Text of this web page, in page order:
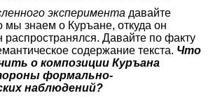
эксперимента давайте
мы знаем о Куръане, откуда он
распространялся. Давайте по факту
содержание текста. Что
о композиции Куръана
формально-
наблюдений?